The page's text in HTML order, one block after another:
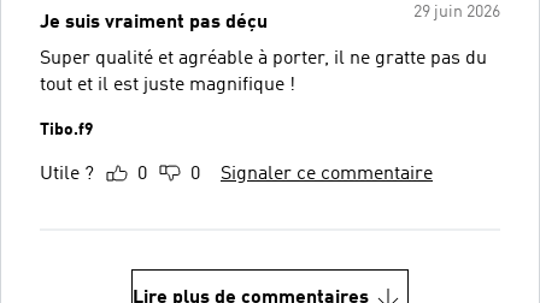
29 juin 2026
Je suis vraiment pas déçu
Super qualité et agréable à porter, il ne gratte pas du
tout et il est juste magnifique !
Tibo.f9
Utile ? 0 0 Signaler ce commentaire
Lire plus de commentaires